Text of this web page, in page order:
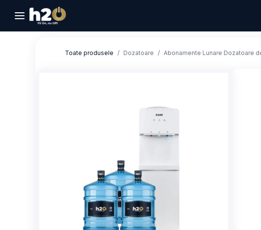
Toate produsele Dozatoare Abonamente Lunare Dozatoare